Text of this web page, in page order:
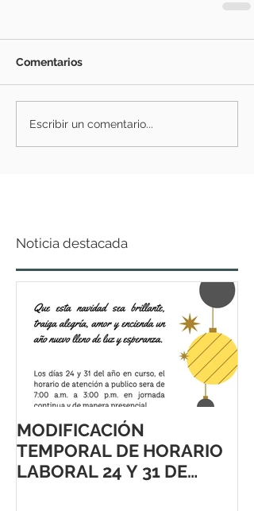
Comentarios
Escribir un comentario...
Noticia destacada
MODIFICACIÓN
TEMPORAL DE HORARIO
LABORAL 24 Y 31 DE